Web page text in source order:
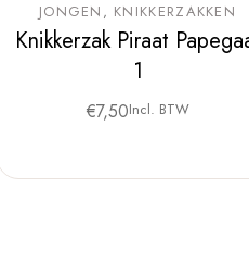
JONGEN KNIKKERZAKKEN
Knikkerzak Piraat
1
€7,50Incl. BTW